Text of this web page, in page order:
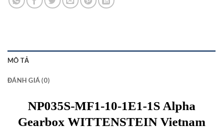
MÔ TẢ
ĐÁNH GIÁ (0)
NP035S-MF1-10-1E1-1S Alpha
Gearbox WITTENSTEIN Vietnam